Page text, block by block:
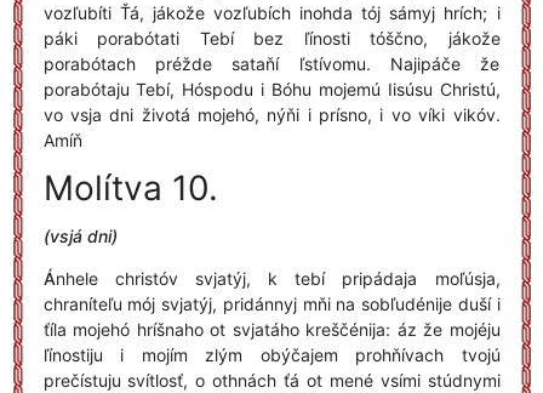
vozľubíti Ťá, jákože vozľubích inohda tój sámyj hrích; i
páki porabótati Tebí bez ľínosti tóščno, jákože
porabótach préžde sataňí ľstívomu. Najipáče že
porabótaju Tebí, Hóspodu i Bóhu mojemú Iisúsu Christú,
vo vsja dni životá mojehó, nýňi i prísno, i vo víki vikóv.
Amíň
Molítva 10.
(vsjá dni)
Ánhele christóv svjatýj, k tebí pripádaja moľúsja,
chraníteľu mój svjatýj, pridánnyj mňi na sobľudénije duší i
ťíla mojehó hríšnaho ot svjatáho kreščénija: áz že mojéju
ľínostiju i mojím zlým obýčajem prohňívach tvojú
prečístuju svítlosť, o othnách ťá ot mené vsími stúdnymi